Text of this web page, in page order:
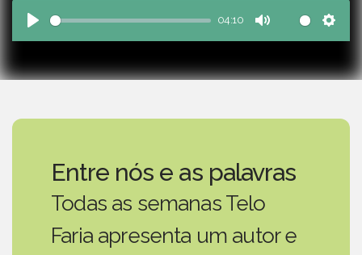
Play
04:10
Mute
Entre nós e as palavras
Todas as semanas Telo
Faria apresenta um autor e